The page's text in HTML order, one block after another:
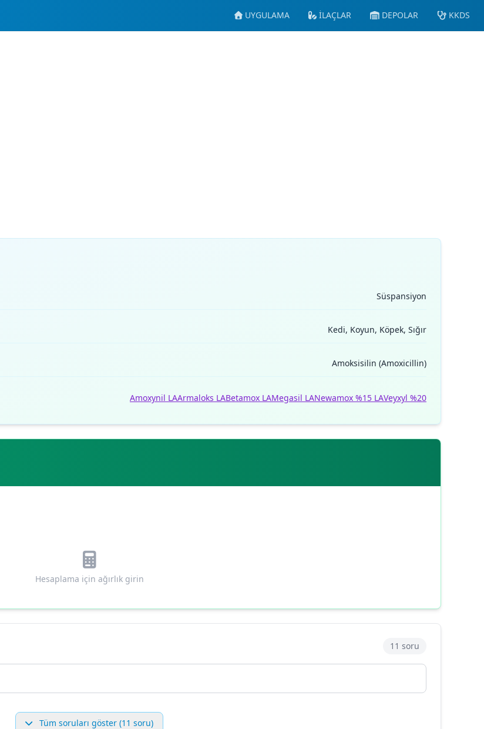
UYGULAMA İLAÇLAR DEPOLAR KKDS
Süspansiyon
Kedi, Koyun, Köpek, Sığır
Amoksisilin (Amoxicillin)
Amoxynil LAArmaloks LABetamox LAMegasil LANewamox %15 LAVeyxyl %20
Hesaplama için ağırlık girin
11 soru
Tüm soruları göster (11 soru)